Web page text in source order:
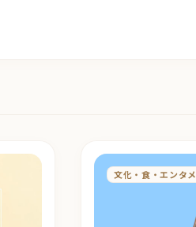
文化・食・エンタメ